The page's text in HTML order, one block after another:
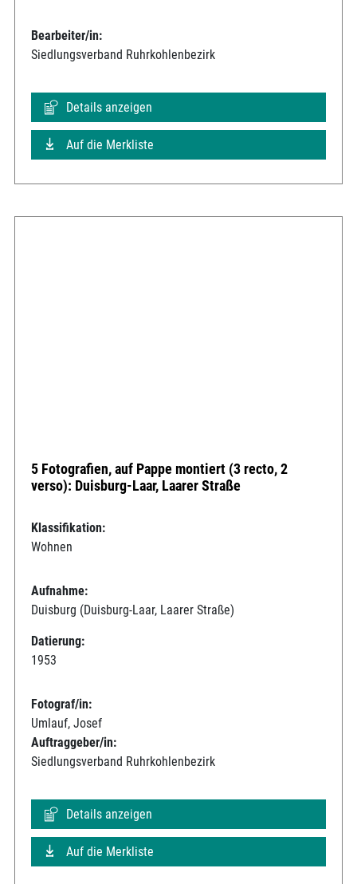
Bearbeiter/in:
Siedlungsverband Ruhrkohlenbezirk
Details anzeigen
Auf die Merkliste
5 Fotografien, auf Pappe montiert (3 recto, 2
verso): Duisburg-Laar, Laarer Straße
Klassifikation:
Wohnen
Aufnahme:
Duisburg (Duisburg-Laar, Laarer Straße)
Datierung:
1953
Fotograf/in:
Umlauf, Josef
Auftraggeber/in:
Siedlungsverband Ruhrkohlenbezirk
Details anzeigen
Auf die Merkliste